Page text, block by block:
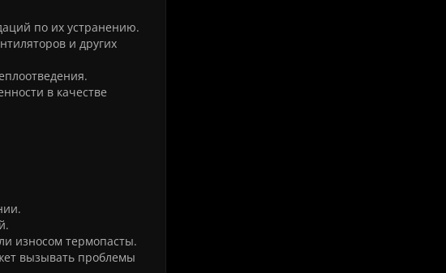
по их устранению.
и других
в качестве
износом термопасты.
вызывать проблемы